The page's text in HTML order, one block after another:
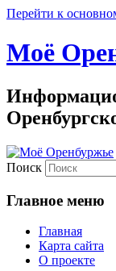
Перейти к
Моё
Поиск
Главное меню
Главная
Карта сайта
О проекте